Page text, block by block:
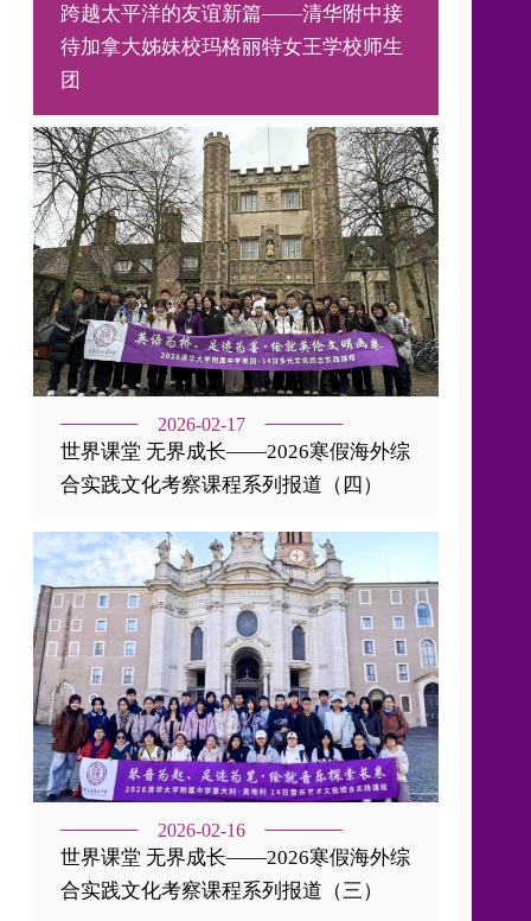
跨越太平洋的友谊新篇——清华附中接
待加拿大姊妹校玛格丽特女王学校师生
团
2026-02-17
世界课堂 无界成长——2026寒假海外综
合实践文化考察课程系列报道（四）
2026-02-16
世界课堂 无界成长——2026寒假海外综
合实践文化考察课程系列报道（三）